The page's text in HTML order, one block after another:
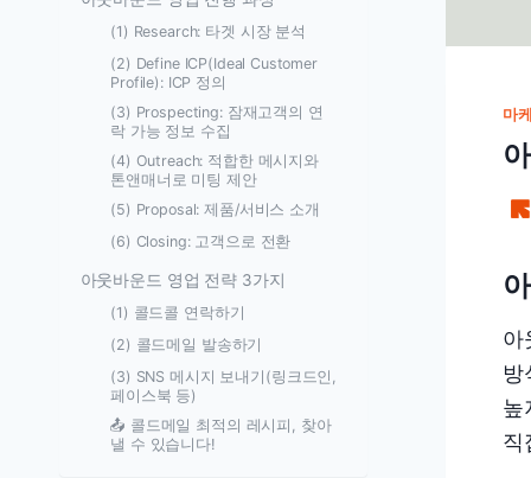
마
아
방
높
직
(1) Research: 타겟 시장 분석
(2) Define ICP(Ideal Customer
Profile): ICP 정의
(3) Prospecting: 잠재고객의 연
락 가능 정보 수집
(4) Outreach: 적합한 메시지와
톤앤매너로 미팅 제안
(5) Proposal: 제품/서비스 소개
(6) Closing: 고객으로 전환
아웃바운드 영업 전략 3가지
(1) 콜드콜 연락하기
(2) 콜드메일 발송하기
(3) SNS 메시지 보내기(링크드인,
페이스북 등)
📤 콜드메일 최적의 레시피, 찾아
낼 수 있습니다!